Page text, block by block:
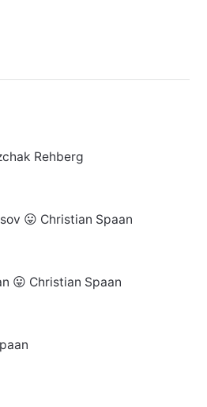
Rehberg
😛 Christian Spaan
😛 Christian Spaan